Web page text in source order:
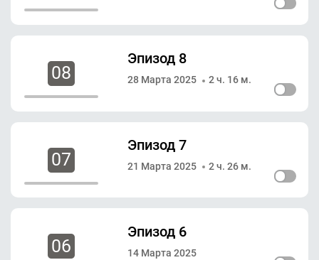
08
Эпизод 8
28 Марта 2025 2 ч. 16 м.
07
Эпизод 7
21 Марта 2025 2 ч. 26 м.
06
Эпизод 6
14 Марта 2025